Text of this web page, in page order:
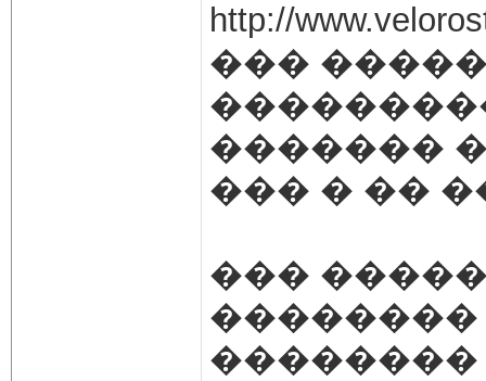
http://
���
�������
��� � ��
���
��������